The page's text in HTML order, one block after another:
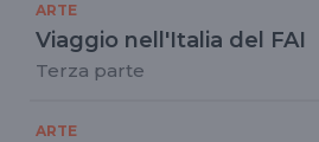
ARTE
Viaggio nell'Italia del FAI
Terza parte
ARTE